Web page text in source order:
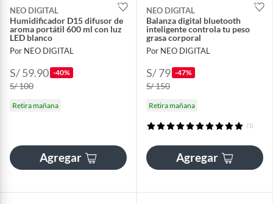
NEO DIGITAL
Humidificador D15 difusor de
aroma portátil 600 ml con luz
LED blanco
Por NEO DIGITAL
S/ 59.90 -40%
S/ 100
Retira mañana
Agregar
NEO DIGITAL
Balanza digital bluetooth
inteligente controla tu peso
grasa corporal
Por NEO DIGITAL
S/ 79 -47%
S/ 150
Retira mañana
(1)
Agregar